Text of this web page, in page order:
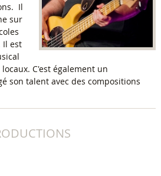
Il
sur
Il est
C'est également un
son talent avec des compositions